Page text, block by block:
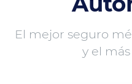
El mejor seguro
y el